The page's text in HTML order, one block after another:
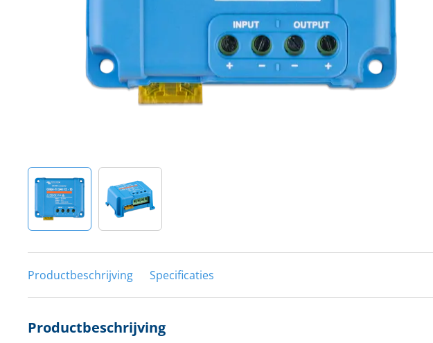
Boten, toebehoren en fun
Meubels en lifestyle
SALE
Productbeschrijving Specificaties
Productbeschrijving